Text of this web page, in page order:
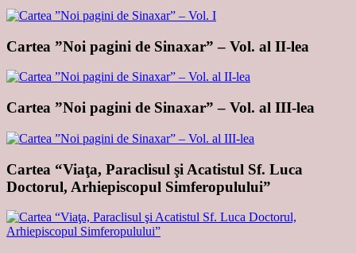
Cartea ”Noi pagini de Sinaxar” – Vol. al II-lea
Cartea ”Noi pagini de Sinaxar” – Vol. al III-lea
Cartea “Viaţa, Paraclisul şi Acatistul Sf. Luca
Doctorul, Arhiepiscopul Simferopulului”